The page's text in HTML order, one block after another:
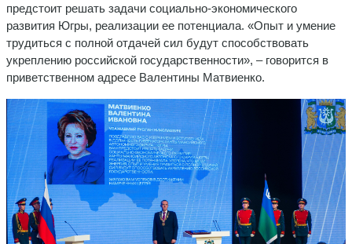
предстоит решать задачи социально-экономического
развития Югры, реализации ее потенциала. «Опыт и умение
трудиться с полной отдачей сил будут способствовать
укреплению российской государственности», – говорится в
приветственном адресе Валентины Матвиенко.